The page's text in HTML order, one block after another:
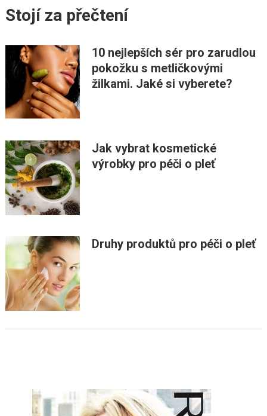
Stojí za přečtení
10 nejlepších sér pro zarudlou
pokožku s metličkovými
žilkami. Jaké si vyberete?
Jak vybrat kosmetické
výrobky pro péči o pleť
Druhy produktů pro péči o pleť